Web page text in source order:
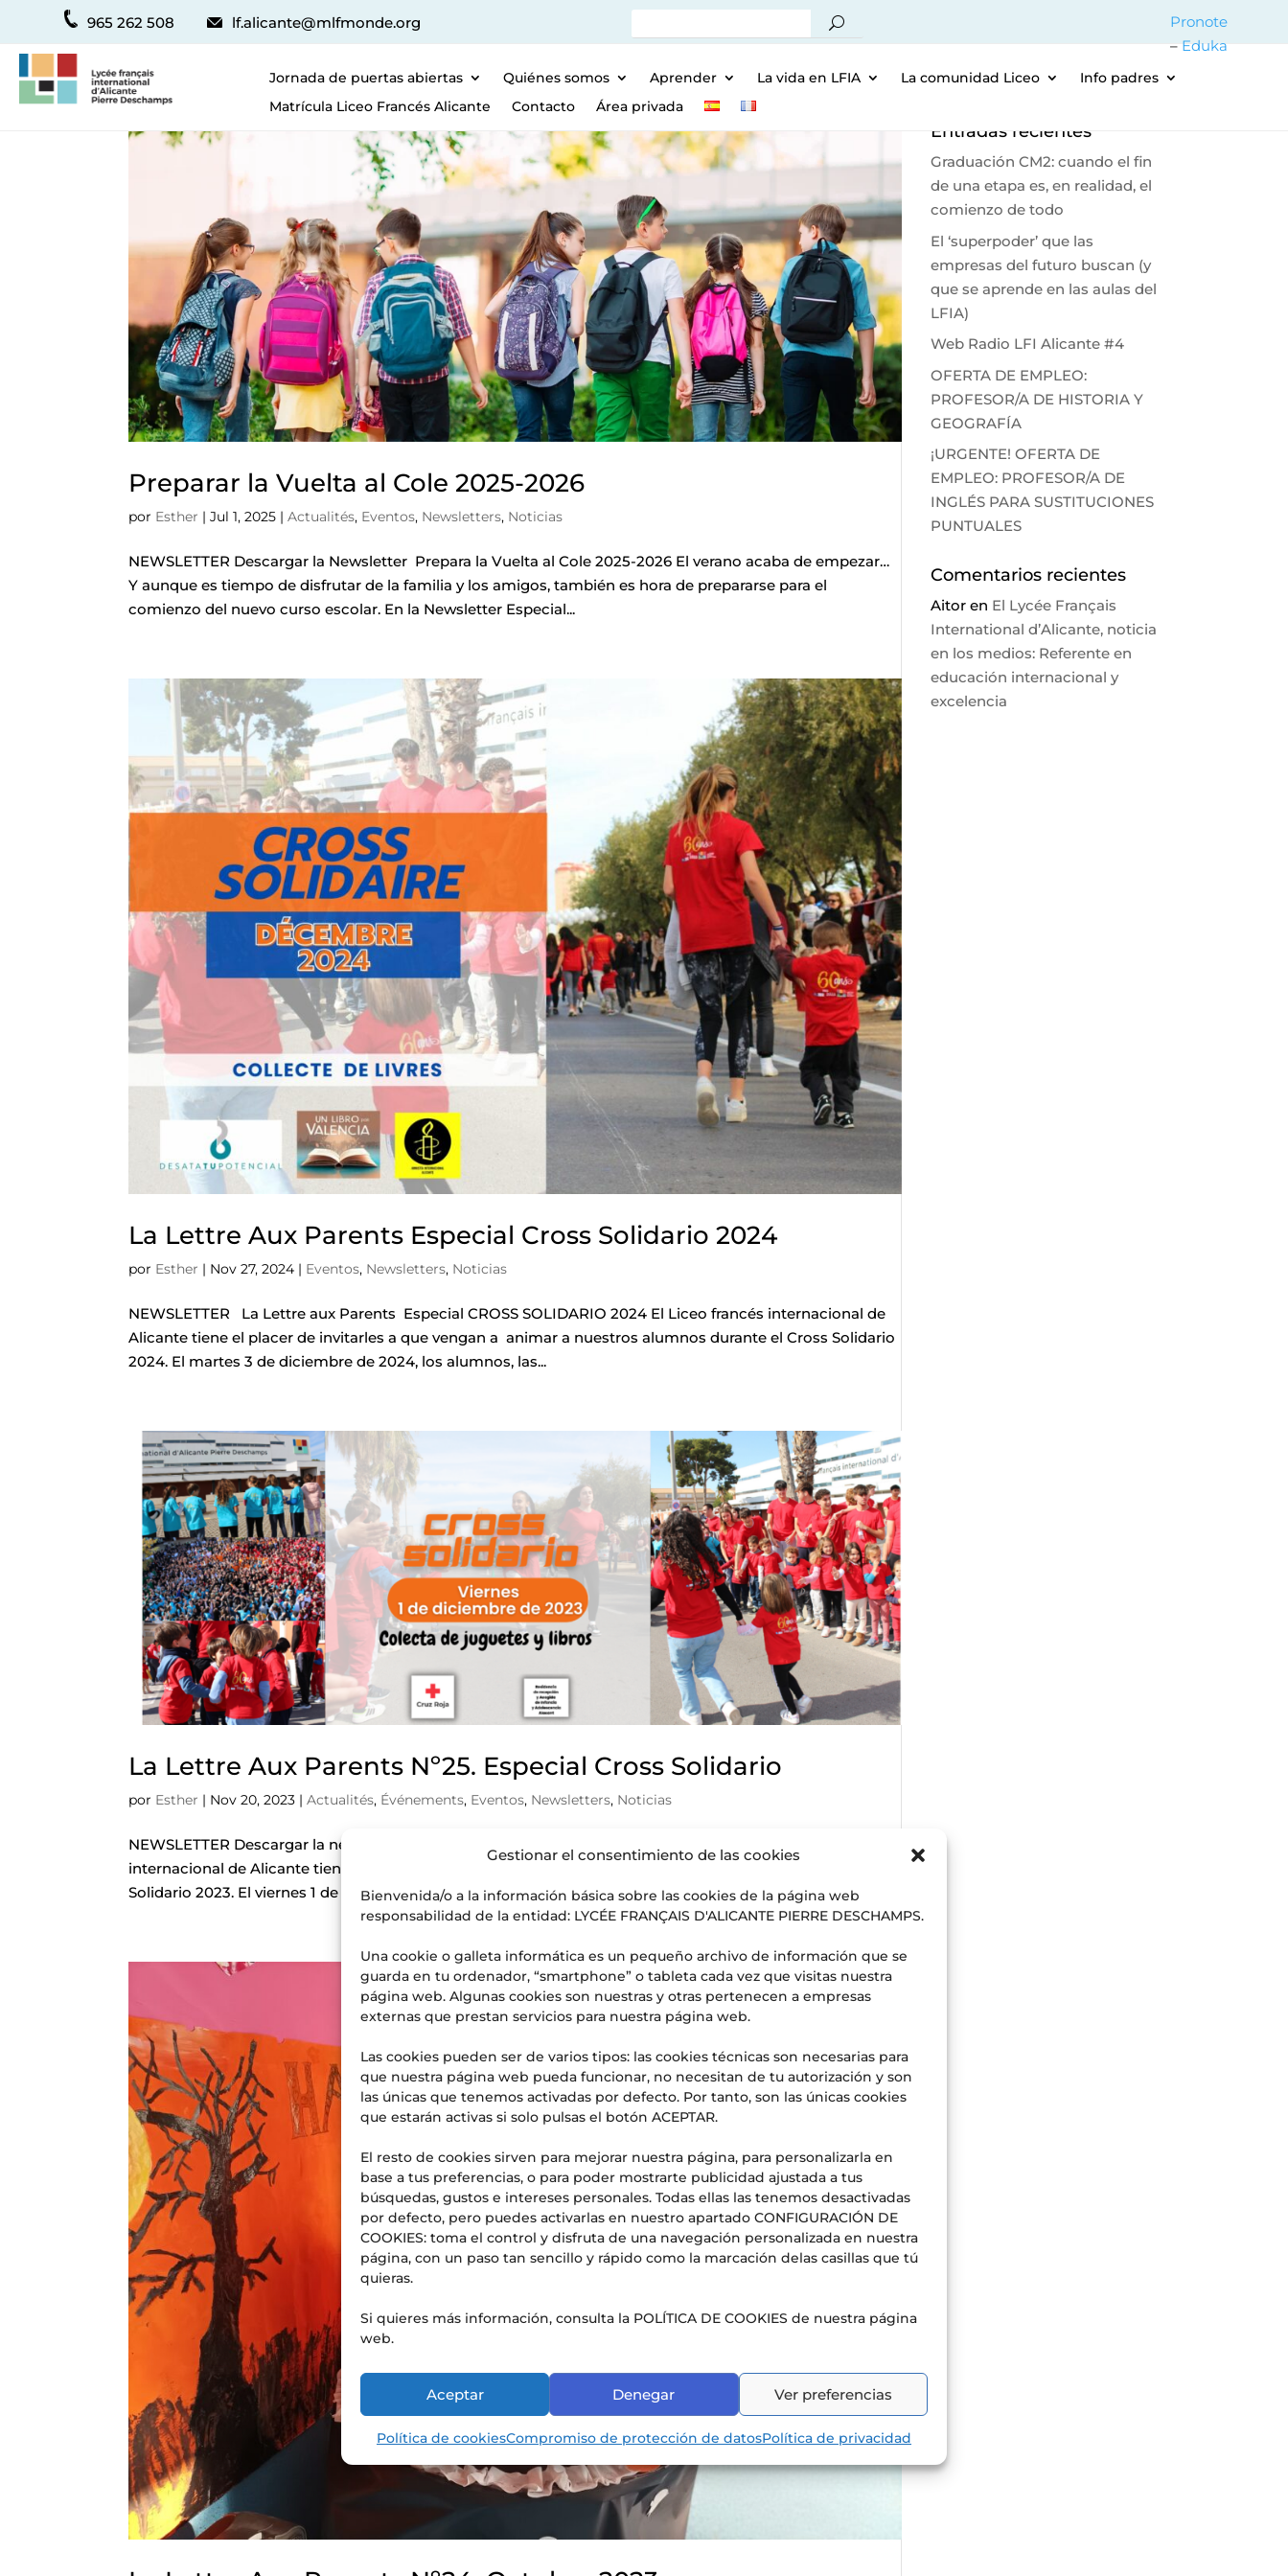
Gestionar el consentimiento de las cookies
Bienvenida/o a la información básica sobre las cookies de la página web
responsabilidad de la entidad: LYCÉE FRANÇAIS D'ALICANTE PIERRE DESCHAMPS.
Una cookie o galleta informática es un pequeño archivo de información que se
guarda en tu ordenador, “smartphone” o tableta cada vez que visitas nuestra
página web. Algunas cookies son nuestras y otras pertenecen a empresas
externas que prestan servicios para nuestra página web.
Las cookies pueden ser de varios tipos: las cookies técnicas son necesarias para
que nuestra página web pueda funcionar, no necesitan de tu autorización y son
las únicas que tenemos activadas por defecto. Por tanto, son las únicas cookies
que estarán activas si solo pulsas el botón ACEPTAR.
El resto de cookies sirven para mejorar nuestra página, para personalizarla en
base a tus preferencias, o para poder mostrarte publicidad ajustada a tus
búsquedas, gustos e intereses personales. Todas ellas las tenemos desactivadas
por defecto, pero puedes activarlas en nuestro apartado CONFIGURACIÓN DE
COOKIES: toma el control y disfruta de una navegación personalizada en nuestra
página, con un paso tan sencillo y rápido como la marcación delas casillas que tú
quieras.
Si quieres más información, consulta la POLÍTICA DE COOKIES de nuestra página
web.
Aceptar Denegar Ver preferencias
Política de cookiesCompromiso de protección de datosPolítica de privacidad
965 262 508 lf.alicante@mlfmonde.org
Pronote
–Eduka
Jornada de puertas abiertas Quiénes somos Aprender La vida en LFIA La comunidad Liceo
Info padres
Matrícula Liceo Francés Alicante
Contacto Área privada
Preparar la Vuelta al Cole 2025-2026
por Esther |Jul 1, 2025 |Actualités, Eventos, Newsletters, Noticias
NEWSLETTER Descargar la Newsletter Prepara la Vuelta al Cole 2025-2026 El verano acaba de empezar…
Y aunque es tiempo de disfrutar de la familia y los amigos, también es hora de prepararse para el
comienzo del nuevo curso escolar. En la Newsletter Especial...
La Lettre Aux Parents Especial Cross Solidario 2024
por Esther | Nov 27, 2024 | Eventos, Newsletters, Noticias
NEWSLETTER La Lettre aux Parents Especial CROSS SOLIDARIO 2024 El Liceo francés internacional de
Alicante tiene el placer de invitarles a que vengan a animar a nuestros alumnos durante el Cross Solidario
2024. El martes 3 de diciembre de 2024, los alumnos, las...
La Lettre Aux Parents Nº25. Especial Cross Solidario
por Esther | Nov 20, 2023 |Actualités, Événements, Eventos, Newsletters, Noticias
NEWSLETTER Descargar la newsletter La Lettre aux Parents Nº25. Noviembre de 2023 El Liceo francés
internacional de Alicante tiene el placer de invitarles a ver y animar a nuestros alumnos durante el Cross
Solidario 2023. El viernes 1 de diciembre de 2023, los...
Entradas recientes
Graduación CM2: cuando el fin
de una etapa es, en realidad, el
comienzo de todo
El ‘superpoder’ que las
empresas del futuro buscan (y
que se aprende en las aulas del
LFIA)
Web Radio LFI Alicante #4
OFERTA DE EMPLEO:
PROFESOR/A DE HISTORIA Y
GEOGRAFÍA
¡URGENTE! OFERTA DE
EMPLEO: PROFESOR/A DE
INGLÉS PARA SUSTITUCIONES
PUNTUALES
Comentarios recientes
Aitoren El Lycée Français
International d’Alicante, noticia
en los medios: Referente en
educación internacional y
excelencia